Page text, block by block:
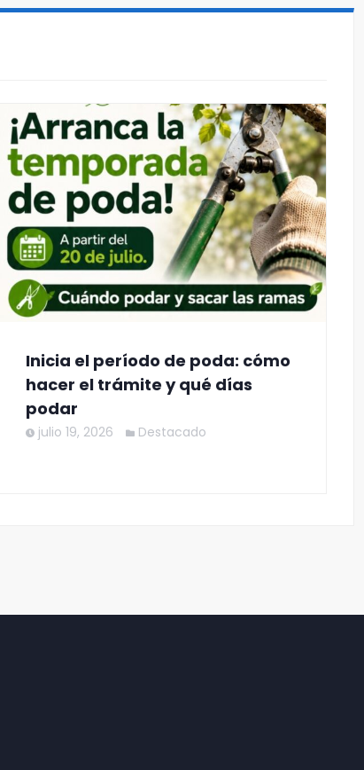
Inicia el período de poda: cómo
hacer el trámite y qué días
podar
julio 19, 2026 Destacado